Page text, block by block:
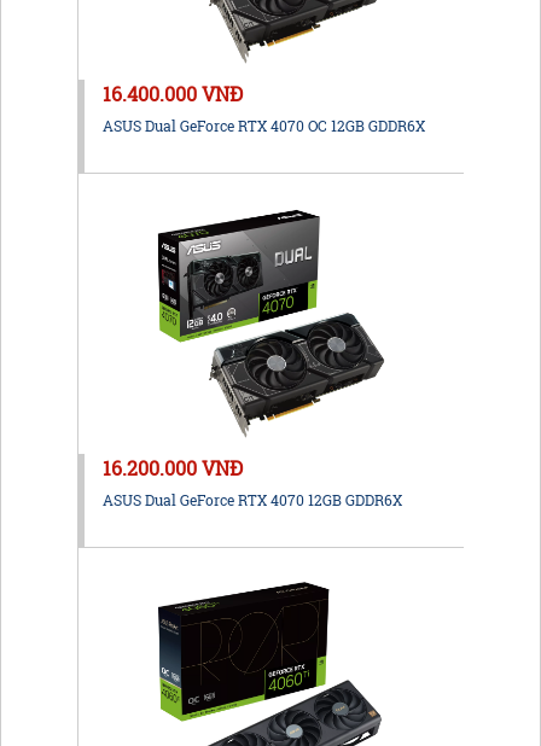
16.400.000 VNĐ
ASUS Dual GeForce RTX 4070 OC 12GB GDDR6X
16.200.000 VNĐ
ASUS Dual GeForce RTX 4070 12GB GDDR6X